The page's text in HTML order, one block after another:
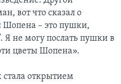
вот что сказал о
– это пушки,
Я не могу послать пушки в
цветы Шопена».
открытием